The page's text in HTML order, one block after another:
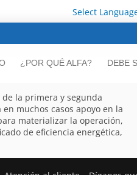
Select
¿POR QUÉ ALFA? DEBE
la primera y segunda
muchos casos apoyo en la
materializar la operación,
de eficiencia energética,